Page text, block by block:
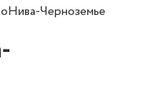
Черноземье